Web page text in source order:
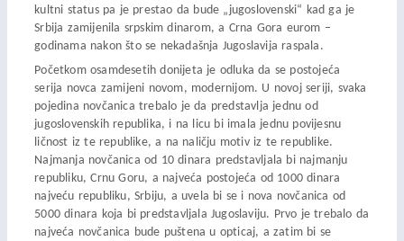
kultni status pa je prestao da bude „jugoslovenski“ kad ga je
Srbija zamijenila srpskim dinarom, a Crna Gora eurom –
godinama nakon što se nekadašnja Jugoslavija raspala.
Početkom osamdesetih donijeta je odluka da se postojeća
serija novca zamijeni novom, modernijom. U novoj seriji, svaka
pojedina novčanica trebalo je da predstavlja jednu od
jugoslovenskih republika, i na licu bi imala jednu povijesnu
ličnost iz te republike, a na naličju motiv iz te republike.
Najmanja novčanica od 10 dinara predstavljala bi najmanju
republiku, Crnu Goru, a najveća postojeća od 1000 dinara
najveću republiku, Srbiju, a uvela bi se i nova novčanica od
5000 dinara koja bi predstavljala Jugoslaviju. Prvo je trebalo da
najveća novčanica bude puštena u opticaj, a zatim bi se